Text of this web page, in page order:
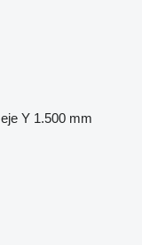
Y 1.500 mm